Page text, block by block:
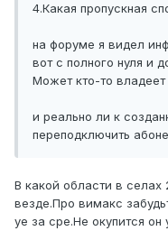
4.Какая пропускная
на форуме я видел
вот с полного нуля и
Может кто-то
и реально ли к
переподключить
В какой области в селах
везде.Про вимакс
уе за cpe.Не окупится он